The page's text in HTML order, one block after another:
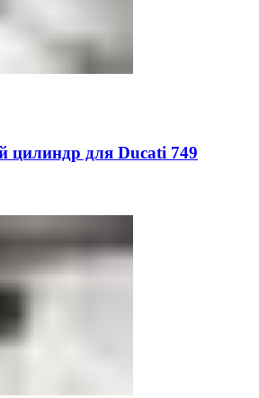
цилиндр для Ducati 749